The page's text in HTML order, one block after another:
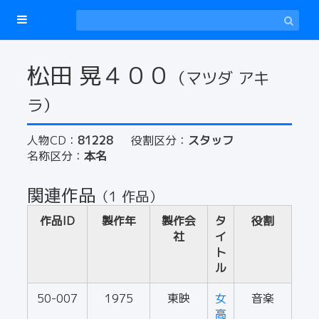
松田 晃４００
（マツダ アキ
ラ）
人物CD： 81228 役割区分： スタッフ
名称区分： 本名
関連作品 （1 作品）
作品ID 製作年
製作会
社
タ
イ
ト
ル
役割
50-007 1975 東映
女
高
音楽